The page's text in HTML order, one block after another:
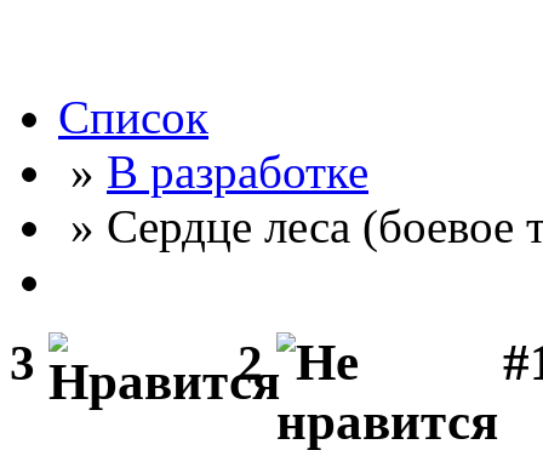
Список
» В разработке
» Сердце леса (боевое
3 2